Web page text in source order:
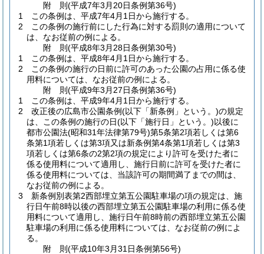
附 則(平成7年3月20日条例第36号)
1
この条例は、平成7年4月1日から施行する。
2
この条例の施行前にした行為に対する罰則の適用について
は、なお従前の例による。
附 則(平成8年3月28日条例第30号)
1
この条例は、平成8年4月1日から施行する。
2
この条例の施行の日前に許可のあった公園の占用に係る使
用料については、なお従前の例による。
附 則(平成9年3月27日条例第36号)
1
この条例は、平成9年4月1日から施行する。
2
改正後の広島市公園条例(以下「新条例」という。)の規定
は、この条例の施行の日(以下「施行日」という。)以後に
都市公園法(昭和31年法律第79号)第5条第2項若しくは第6
条第1項若しくは第3項又は新条例第4条第1項若しくは第3
項若しくは第6条の2第2項の規定により許可を受けた者に
係る使用料について適用し、施行日前に許可を受けた者に
係る使用料については、当該許可の期間満了までの間は、
なお従前の例による。
3
新条例別表第2西部埋立第五公園駐車場の項の規定は、施
行日午前8時以後の西部埋立第五公園駐車場の利用に係る使
用料について適用し、施行日午前8時前の西部埋立第五公園
駐車場の利用に係る使用料については、なお従前の例によ
る。
附 則(平成10年3月31日条例第56号)